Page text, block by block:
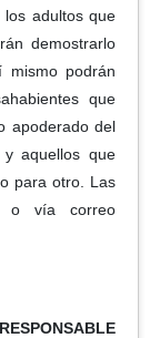
adultos que
demostrarlo
mismo podrán
que
apoderado del
y aquellos que
para otro. Las
o vía correo